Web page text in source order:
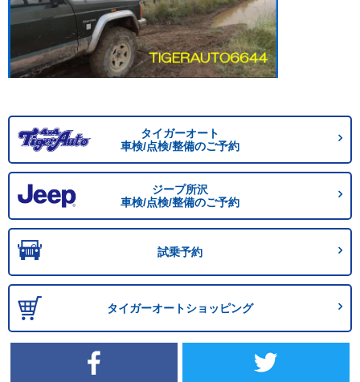
タイガーオート
車検/点検/整備のご予約
ジープ所沢
車検/点検/整備のご予約
試乗予約
タイガーオートショッピング